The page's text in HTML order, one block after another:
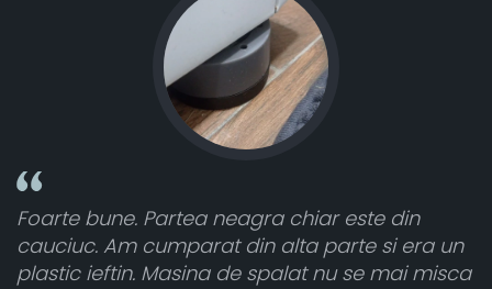
un
misca
Toate sunt foarte luminoase și
atât de bine în curtea din spate. A primit
cele 8 bucati dar una nu a funcționat,